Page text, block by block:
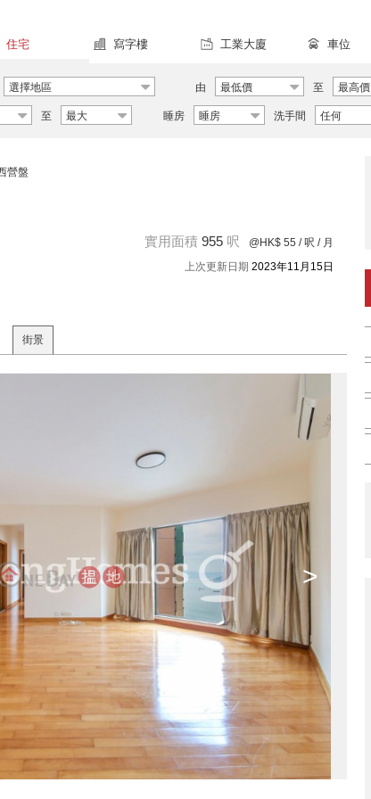
住宅 寫字樓 工業大廈 車位
選擇地區 由 最低價 至 最高價
至 最大 睡房 睡房 洗手間 任何
營盤
實用面積 955 呎 @HK$ 55 / 呎 / 月
上次更新日期 2023年11月15日
街景
>